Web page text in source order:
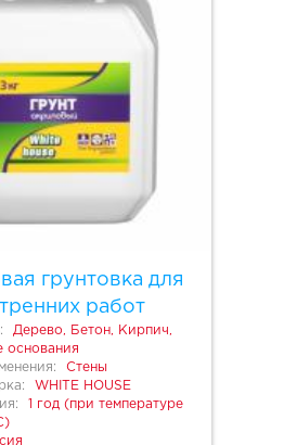
грунтовка для
работ
Дерево, Бетон, Кирпич,
основания
Стены
WHITE HOUSE
1 год (при температуре